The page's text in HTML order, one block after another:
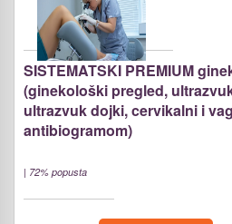
SISTEMATSKI PREMIUM
(ginekološki pregled,
ultrazvuk dojki, cervikalni i
antibiogramom)
| 72% popusta